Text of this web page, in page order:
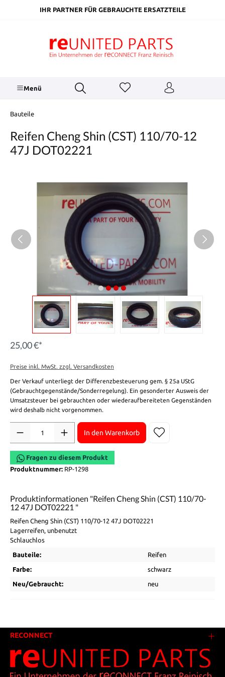
springenIHR PARTNER FÜR GEBRAUCHTE ERSATZTEILE
Menü
Bauteile
Reifen Cheng Shin (CST) 110/70-12
47J DOT02221
25,00 €*
Preise inkl. MwSt. zzgl. Versandkosten
Der Verkauf unterliegt der Differenzbesteuerung gem. § 25a UStG
(Gebrauchtgegenstände/Sonderregelung). Ein gesonderter Ausweis der
Umsatzsteuer bei gebrauchten oder wiederaufbereiteten Gegenständen
wird deshalb nicht vorgenommen.
In den Warenkorb
Fragen zu diesem Produkt
Produktnummer: RP-1298
Produktinformationen "Reifen Cheng Shin (CST) 110/70-
12 47J DOT02221 "
Reifen Cheng Shin (CST) 110/70-12 47J DOT02221
Lagerreifen, unbenutzt
Schlauchlos
Bauteile: Reifen
Farbe: schwarz
Neu/Gebraucht: neu
RECONNECT